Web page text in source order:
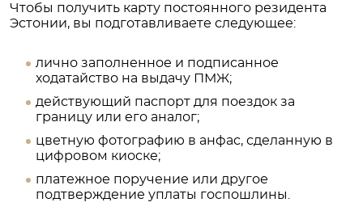
Чтобы получить карту постоянного резидента
Эстонии, вы подготавливаете следующее:
лично заполненное и подписанное
ходатайство на выдачу ПМЖ;
действующий паспорт для поездок за
границу или его аналог;
цветную фотографию в анфас, сделанную в
цифровом киоске;
платежное поручение или другое
подтверждение уплаты госпошлины.